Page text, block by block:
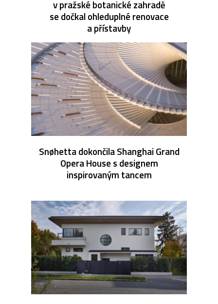
v pražské botanické zahradě
se dočkal ohleduplné renovace
a přístavby
Snøhetta dokončila Shanghai Grand
Opera House s designem
inspirovaným tancem